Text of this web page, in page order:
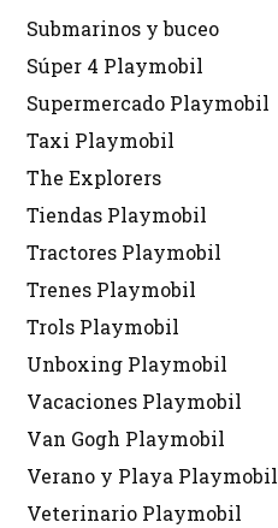
Submarinos y buceo
Súper 4 Playmobil
Supermercado Playmobil
Taxi Playmobil
The Explorers
Tiendas Playmobil
Tractores Playmobil
Trenes Playmobil
Trols Playmobil
Unboxing Playmobil
Vacaciones Playmobil
Van Gogh Playmobil
Verano y Playa Playmobil
Veterinario Playmobil